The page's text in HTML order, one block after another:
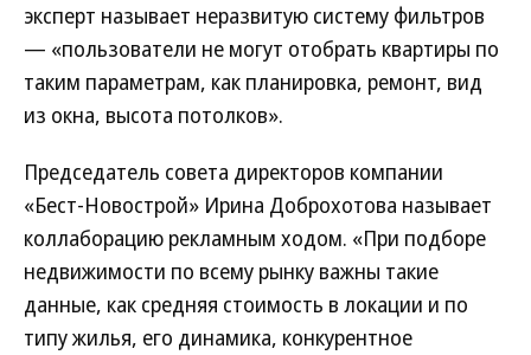
эксперт называет неразвитую систему фильтров
— «пользователи не могут отобрать квартиры по
таким параметрам, как планировка, ремонт, вид
из окна, высота потолков».
Председатель совета директоров компании
«Бест-Новострой» Ирина Доброхотова называет
коллаборацию рекламным ходом. «При подборе
недвижимости по всему рынку важны такие
данные, как средняя стоимость в локации и по
типу жилья, его динамика, конкурентное